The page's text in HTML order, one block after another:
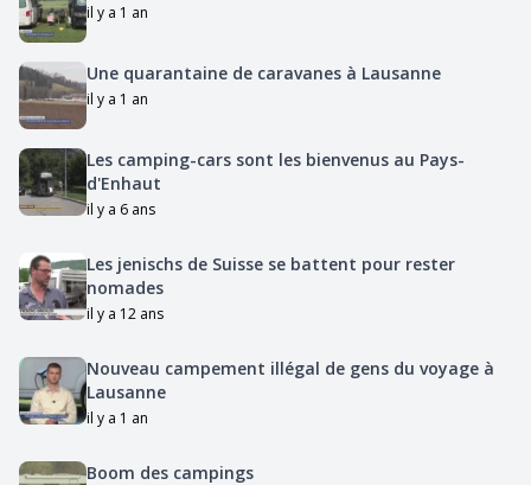
il y a 1 an
Une quarantaine de caravanes à Lausanne
il y a 1 an
Les camping-cars sont les bienvenus au Pays-
d'Enhaut
il y a 6 ans
Les jenischs de Suisse se battent pour rester
nomades
il y a 12 ans
Nouveau campement illégal de gens du voyage à
Lausanne
il y a 1 an
Boom des campings